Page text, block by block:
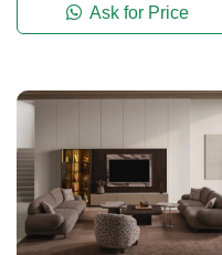
Ask for Price